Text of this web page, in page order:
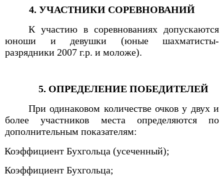
4. УЧАСТНИКИ СОРЕВНОВАНИЙ
К участию в соревнованиях допускаются
юноши и девушки (юные шахматисты-
разрядники 2007 г.р. и моложе).
5. ОПРЕДЕЛЕНИЕ ПОБЕДИТЕЛЕЙ
При одинаковом количестве очков у двух и
более участников места определяются по
дополнительным показателям:
Коэффициент Бухгольца (усеченный);
Коэффициент Бухгольца;